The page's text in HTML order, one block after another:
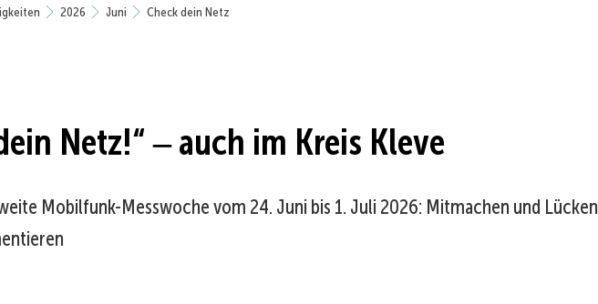
2026 Juni Check dein Netz
Netz!“ ‒ auch im Kreis Kleve
Mobilfunk-Messwoche vom 24. Juni bis 1. Juli 2026: Mitmachen und Lücken